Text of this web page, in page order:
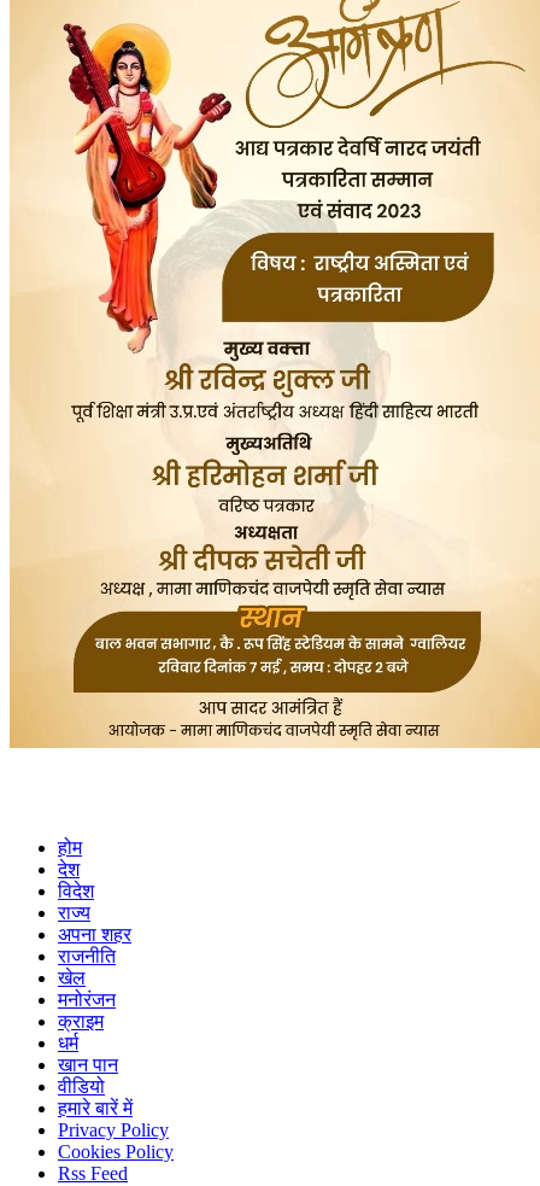
होम
देश
विदेश
राज्य
अपना शहर
राजनीति
खेल
मनोरंजन
क्राइम
धर्म
खान पान
वीडियो
हमारे बारें में
Privacy Policy
Cookies Policy
Rss Feed